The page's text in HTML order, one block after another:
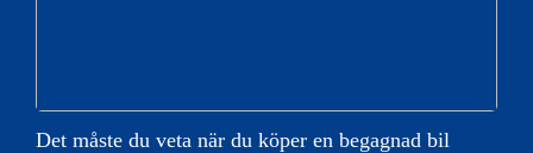
Det måste du veta när du köper en begagnad bil